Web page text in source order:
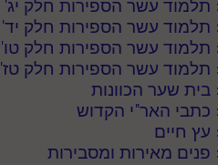
תלמוד עשר הספירות חלק יג'
תלמוד עשר הספירות חלק יד'
תלמוד עשר הספירות חלק טו'
תלמוד עשר הספירות חלק טז'
בית שער הכוונות
כתבי האר"י הקדוש
עץ חיים
פנים מאירות ומסבירות